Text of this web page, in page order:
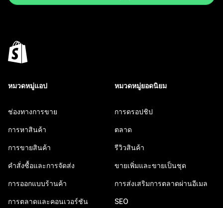
หมวดหมู่แอป
ช่องทางการขาย
การหาสินค้า
การขายสินค้า
คำสั่งซื้อและการจัดส่ง
การออกแบบร้านค้า
การตลาดและคอนเวอร์ชัน
หมวดหมู่ยอดนิยม
การดรอปชิป
ตลาด
รีวิวสินค้า
ขายเพิ่มและขายเป็นชุด
การส่งเสริมการตลาดผ่านอีเมล
SEO